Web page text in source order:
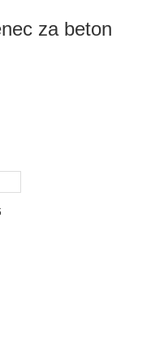
za beton